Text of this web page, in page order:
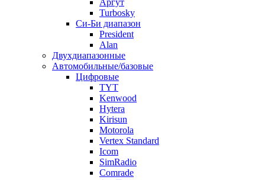
Turbosky
Си-Би диапазон
President
Alan
Двухдиапазонные
Автомобильные/базовые
Цифровые
TYT
Kenwood
Hytera
Kirisun
Motorola
Vertex Standard
Icom
SimRadio
Comrade